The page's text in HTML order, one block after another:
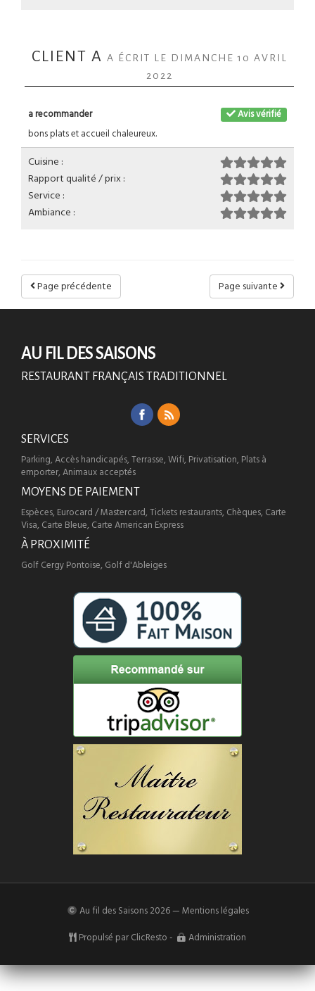
CLIENT A A ÉCRIT LE DIMANCHE 10 AVRIL
2022
Avis vérifié
a recommander
bons plats et accueil chaleureux.
Cuisine :
Rapport qualité / prix :
Service :
Ambiance :
Page suivante
Page précédente
AU FIL DES SAISONS
RESTAURANT FRANÇAIS TRADITIONNEL
SERVICES
Parking, Accès handicapés, Terrasse, Wifi, Privatisation, Plats à
emporter, Animaux acceptés
MOYENS DE PAIEMENT
Espèces, Eurocard / Mastercard, Tickets restaurants, Chèques, Carte
Visa, Carte Bleue, Carte American Express
À PROXIMITÉ
Golf Cergy Pontoise, Golf d'Ableiges
Au fil des Saisons 2026 —Mentions légales
Propulsé par ClicResto - Administration